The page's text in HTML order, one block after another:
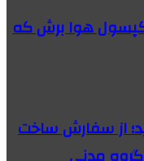
کپسول هوا برش که
از سفارش ساخت